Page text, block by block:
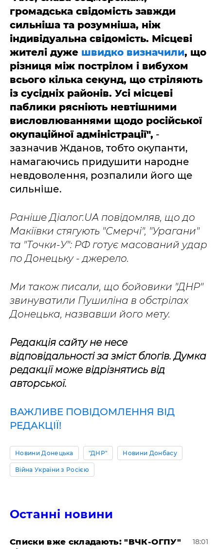
громадська свідомість завжди
сильніша та розумніша, ніж
індивідуальна свідомість. Місцеві
жителі дуже швидко визначили, що
різниця між пострілом і вибухом
всього кілька секунд, що стріляють
із сусідніх районів. Усі місцеві
паблики рясніють невтішними
висловлюваннями щодо російської
окупаційної адміністрації", -
зазначив Жданов, тобто окупанти,
намагаючись придушити народне
невдоволення, розпалили його ще
сильніше.
Раніше Діалог.UA повідомляв, що до
Макіївки стягують "Смерчі", "Урагани"
та "Точки-У": РФ готує масований удар
по Донецьку - джерело.
Ми також писали, що бойовики "ДНР"
звинуватили Пушиліна в обстрілах
Донецька, назвавши його мету.
Редакція сайту не несе
відповідальності за зміст блогів. Думка
редакції може відрізнятись від
авторської.
ВАЖЛИВЕ ПОВІДОМЛЕННЯ ВІД
РЕДАКЦІЇ!
Новини Донецька "ДНР" Новини Донбасу
Війна України з Росією
Останні новини
Списки вже складають: "ВЧК-ОГПУ"
18:01